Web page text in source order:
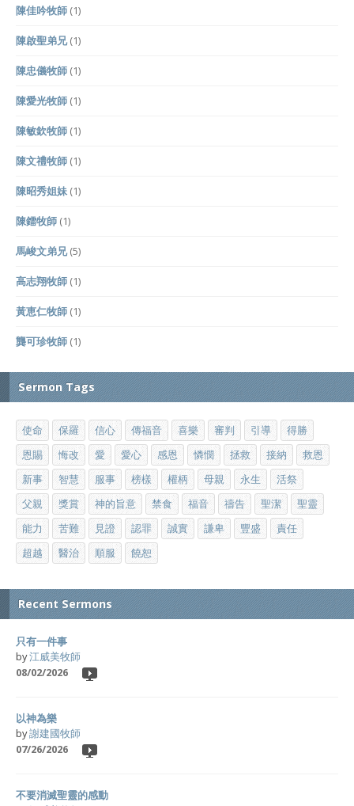
陳佳吟牧師 (1)
陳啟聖弟兄(1)
陳忠儀牧師 (1)
陳愛光牧師 (1)
陳敏欽牧師 (1)
陳文禮牧師 (1)
陳昭秀姐妹 (1)
陳鐳牧師 (1)
馬峻文弟兄(5)
高志翔牧師 (1)
黃恵仁牧師 (1)
龔可珍牧師 (1)
Sermon Tags
使命 保羅 信心 傳福音 喜樂 審判 引導
得勝
恩賜
悔改 愛 愛心 感恩 憐憫 拯救 接納
救恩
新事
智慧 服事 榜樣 權柄 母親 永生
活祭
父親
獎賞 神的旨意 禁食 福音 禱告 聖潔
聖靈
能力
苦難 見證 認罪 誠實 謙卑 豐盛
責任
超越
醫治 順服 饒恕
Recent Sermons
只有一件事
by江威美牧師
08/02/2026
以神為樂
by謝建國牧師
07/26/2026
不要消滅聖靈的感動